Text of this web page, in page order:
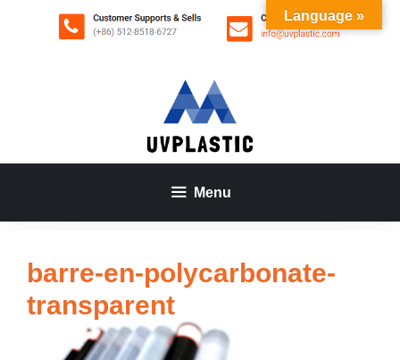
Menu
barre-en-polycarbonate-
transparent
Language »